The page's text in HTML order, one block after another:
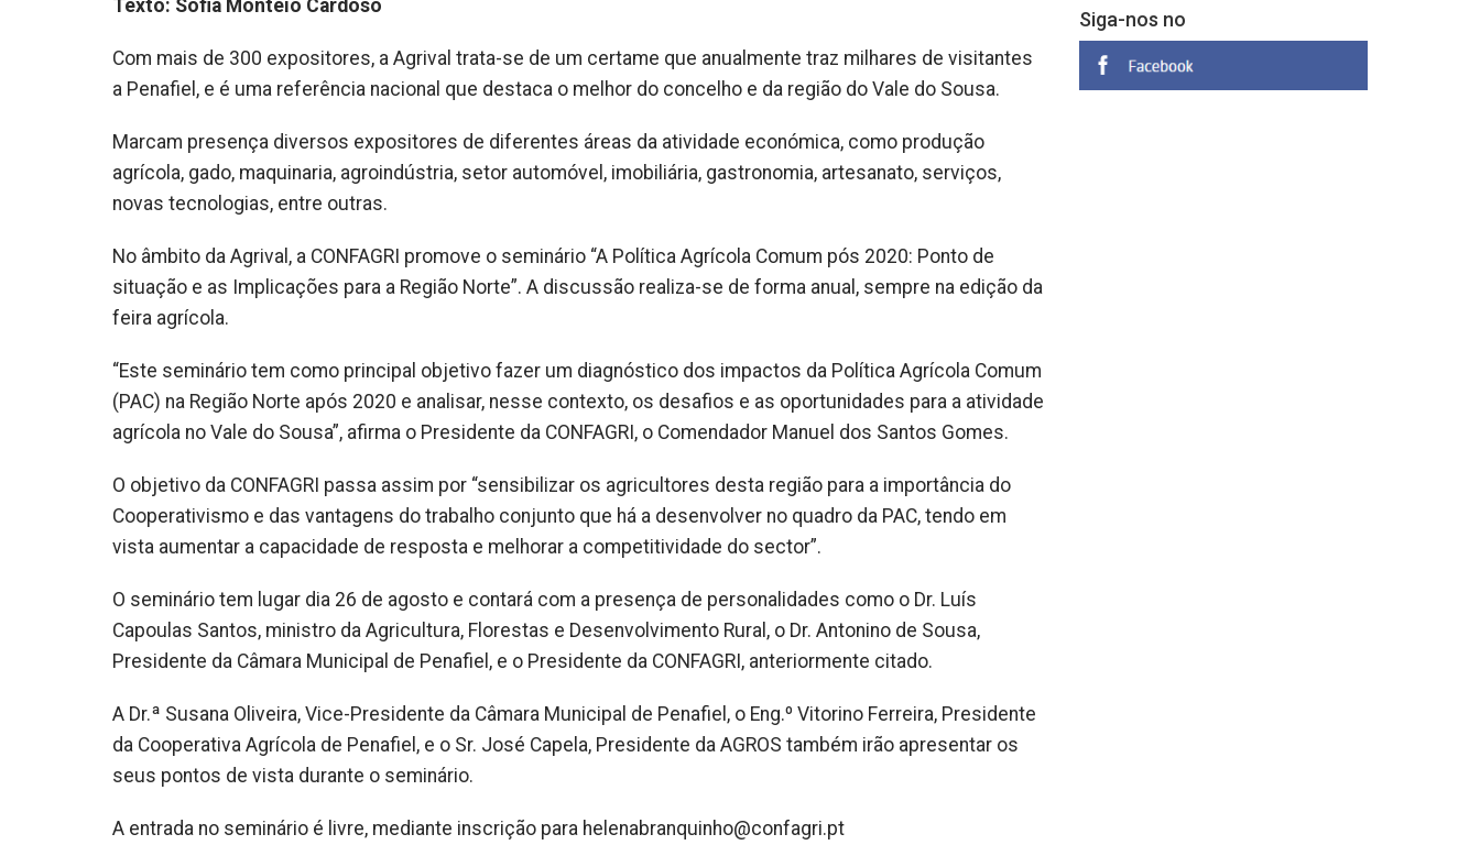
Texto: Sofia Monteio Cardoso
Com mais de 300 expositores, a Agrival trata-se de um certame que anualmente traz milhares de visitantes
a Penafiel, e é uma referência nacional que destaca o melhor do concelho e da região do Vale do Sousa.
Marcam presença diversos expositores de diferentes áreas da atividade económica, como produção
agrícola, gado, maquinaria, agroindústria, setor automóvel, imobiliária, gastronomia, artesanato, serviços,
novas tecnologias, entre outras.
No âmbito da Agrival, a CONFAGRI promove o seminário “A Política Agrícola Comum pós 2020: Ponto de
situação e as Implicações para a Região Norte”. A discussão realiza-se de forma anual, sempre na edição da
feira agrícola.
“Este seminário tem como principal objetivo fazer um diagnóstico dos impactos da Política Agrícola Comum
(PAC) na Região Norte após 2020 e analisar, nesse contexto, os desafios e as oportunidades para a atividade
agrícola no Vale do Sousa”, afirma o Presidente da CONFAGRI, o Comendador Manuel dos Santos Gomes.
O objetivo da CONFAGRI passa assim por “sensibilizar os agricultores desta região para a importância do
Cooperativismo e das vantagens do trabalho conjunto que há a desenvolver no quadro da PAC, tendo em
vista aumentar a capacidade de resposta e melhorar a competitividade do sector”.
O seminário tem lugar dia 26 de agosto e contará com a presença de personalidades como o Dr. Luís
Capoulas Santos, ministro da Agricultura, Florestas e Desenvolvimento Rural, o Dr. Antonino de Sousa,
Presidente da Câmara Municipal de Penafiel, e o Presidente da CONFAGRI, anteriormente citado.
A Dr.ª Susana Oliveira, Vice-Presidente da Câmara Municipal de Penafiel, o Eng.º Vitorino Ferreira, Presidente
da Cooperativa Agrícola de Penafiel, e o Sr. José Capela, Presidente da AGROS também irão apresentar os
seus pontos de vista durante o seminário.
A entrada no seminário é livre, mediante inscrição para helenabranquinho@confagri.pt
Siga-nos no